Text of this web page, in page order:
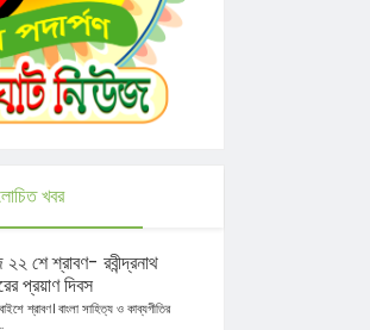
খবর
শে শ্রাবণ- রবীন্দ্রনাথ
প্রয়াণ দিবস
শ্রাবণ। বাংলা সাহিত্য ও কাব্যগীতির